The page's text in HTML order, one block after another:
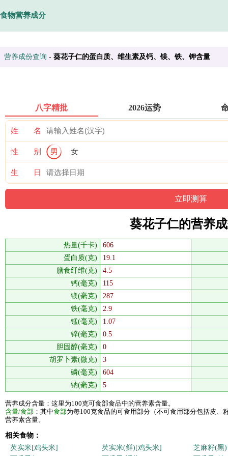
食物营养成分
营养成份查询 - 葵花子仁的蛋白质、维生素及钙、镁、铁、钾含量
八字精批 2026运势
姓 名
性 别 男 女
生 日
葵花子仁的营养
热量(千卡)
606
蛋白质(克)
19.1
膳食纤维(克)
4.5
钙(毫克)
115
镁(毫克)
287
铁(毫克)
2.9
锰(毫克)
1.07
锌(毫克)
0.5
胆固醇(毫克)
0
胡罗卜素(微克)
3
磷(毫克)
604
钠(毫克)
5
营养成分含量：这里为100克可食部食品中的营养素含量。
含量/食部 ：其中食部为每100克食品的可食用部分（不可食用部分包括皮、
营养素含量。
相关食物：
芡实米[鸡头米]
芡实米(鲜)[鸡头米]
芝麻籽(黑)